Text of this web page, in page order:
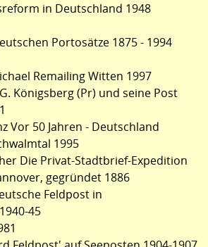
in Deutschland 1948
Portosätze 1875 - 1994
Remailing Witten 1997
Königsberg (Pr) und seine Post
Vor 50 Jahren - Deutschland
1995
Die Privat-Stadtbrief-Expedition
gegründet 1886
Feldpost in
45